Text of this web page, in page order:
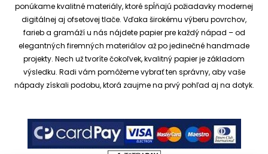
ponúkame kvalitné materiály, ktoré spĺňajú požiadavky modernej
digitálnej aj ofsetovej tlače. Vďaka širokému výberu povrchov,
farieb a gramáží u nás nájdete papier pre každý nápad – od
elegantných firemných materiálov až po jedinečné handmade
projekty. Nech už tvoríte čokoľvek, kvalitný papier je základom
výsledku. Radi vám pomôžeme vybrať ten správny, aby vaše
nápady získali podobu, ktorá zaujme na prvý pohľad aj na dotyk.